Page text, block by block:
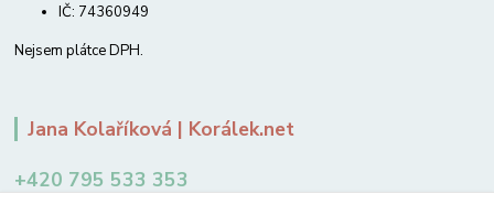
IČ: 74360949
Nejsem plátce DPH.
Jana Kolaříková | Korálek.net
+420 795 533 353